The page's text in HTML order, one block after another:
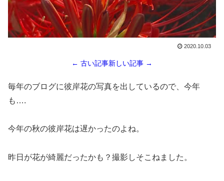
2020.10.03
← 古い記事新しい記事 →
毎年のブログに彼岸花の写真を出しているので、今年
も….
今年の秋の彼岸花は遅かったのよね。
昨日が花が綺麗だったかも？撮影しそこねました。